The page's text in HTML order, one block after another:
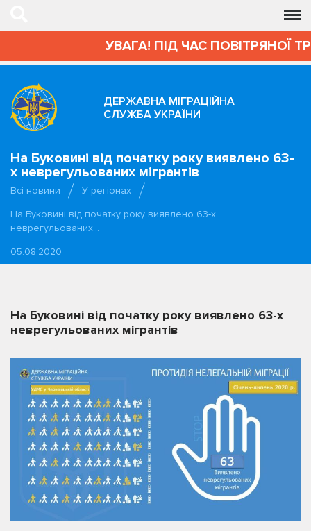
УВАГА! ПІД ЧАС ПОВІТРЯНОЇ
ДЕРЖАВНА МІГРАЦІЙНА
СЛУЖБА УКРАЇНИ
На Буковині від початку року виявлено 63-
х неврегульованих мігрантів
Всі новини
У регіонах
На Буковині від початку року виявлено 63-х
неврегульованих…
05.08.2020
На Буковині від початку року виявлено 63-х
неврегульованих мігрантів